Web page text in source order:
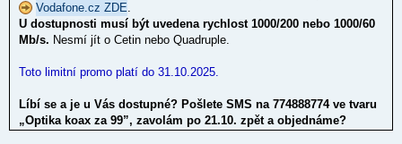
Vodafone.cz ZDE.
U dostupnosti musí být uvedena rychlost 1000/200 nebo 1000/60
Mb/s. Nesmí jít o Cetin nebo Quadruple.
Toto limitní promo platí do 31.10.2025.
Líbí se a je u Vás dostupné? Pošlete SMS na 774888774 ve tvaru
„Optika koax za 99”, zavolám po 21.10. zpět a objednáme?